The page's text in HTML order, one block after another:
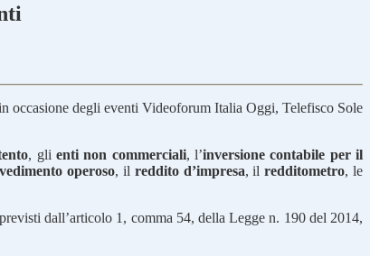
occasione degli eventi Videoforum Italia Oggi, Telefisco Sole
, glienti non commerciali, l’inversione contabile per il
operoso, il reddito d’impresa, ilredditometro, le
dall’articolo 1, comma 54, della Legge n. 190 del 2014,